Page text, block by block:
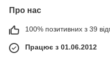
Про нас
100% позитивних з 39
Працює з 01.06.2012